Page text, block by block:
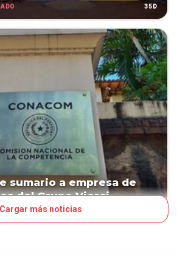
35D
sumario a empresa de
del Grupo Vierci
Cargar más noticias